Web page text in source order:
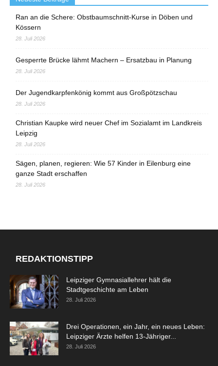
Ran an die Schere: Obstbaumschnitt-Kurse in Döben und
Kössern
28. Juli 2026
Gesperrte Brücke lähmt Machern – Ersatzbau in Planung
28. Juli 2026
Der Jugendkarpfenkönig kommt aus Großpötzschau
28. Juli 2026
Christian Kaupke wird neuer Chef im Sozialamt im Landkreis
Leipzig
28. Juli 2026
Sägen, planen, regieren: Wie 57 Kinder in Eilenburg eine
ganze Stadt erschaffen
28. Juli 2026
REDAKTIONSTIPP
Leipziger Gymnasiallehrer hält die
Stadtgeschichte am Leben
28. Juli 2026
Drei Operationen, ein Jahr, ein neues Leben:
Leipziger Ärzte helfen 13-Jähriger...
28. Juli 2026